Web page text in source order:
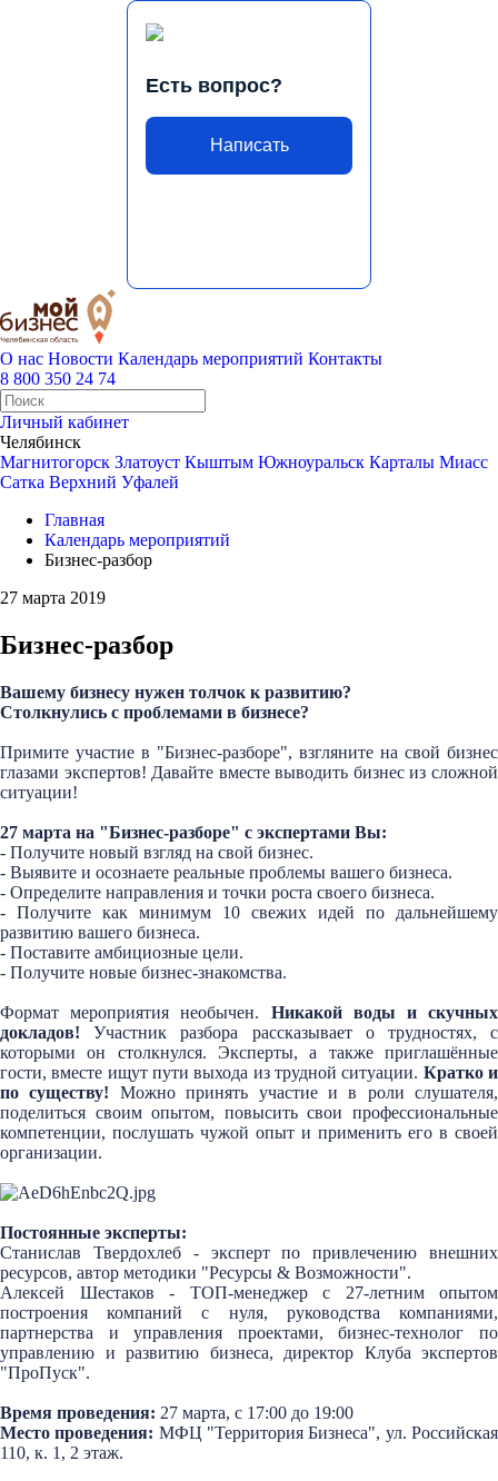
Есть вопрос?
Написать
О нас Новости Календарь мероприятий Контакты
8 800 350 24 74
Личный кабинет
Челябинск
Магнитогорск Златоуст Кыштым Южноуральск Карталы Миасс
Сатка Верхний Уфалей
Главная
Календарь мероприятий
Бизнес-разбор
27 марта 2019
Бизнес-разбор
Вашему бизнесу нужен толчок к развитию?
Столкнулись с проблемами в бизнесе?
Примите участие в "Бизнес-разборе", взгляните на свой бизнес
глазами экспертов! Давайте вместе выводить бизнес из сложной
ситуации!
27 марта на "Бизнес-разборе" с экспертами Вы:
- Получите новый взгляд на свой бизнес.
- Выявите и осознаете реальные проблемы вашего бизнеса.
- Определите направления и точки роста своего бизнеса.
- Получите как минимум 10 свежих идей по дальнейшему
развитию вашего бизнеса.
- Поставите амбициозные цели.
- Получите новые бизнес-знакомства.
Формат мероприятия необычен. Никакой воды и скучных
докладов!Участник разбора рассказывает о трудностях, с
которыми он столкнулся. Эксперты, а также приглашённые
гости, вместе ищут пути выхода из трудной ситуации. Кратко и
по существу! Можно принять участие и в роли слушателя,
поделиться своим опытом, повысить свои профессиональные
компетенции, послушать чужой опыт и применить его в своей
организации.
Постоянные эксперты:
Станислав Твердохлеб - эксперт по привлечению внешних
ресурсов, автор методики "Ресурсы & Возможности".
Алексей Шестаков - ТОП-менеджер c 27-летним опытом
построения компаний с нуля, руководства компаниями,
партнерства и управления проектами, бизнес-технолог по
управлению и развитию бизнеса, директор Клуба экспертов
"ПроПуск".
Время проведения: 27 марта, с 17:00 до 19:00
Место проведения: МФЦ "Территория Бизнеса", ул. Российская
110, к. 1, 2 этаж.